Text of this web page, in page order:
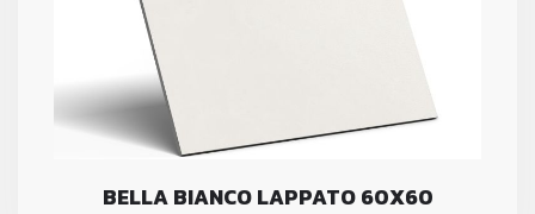
BELLA BIANCO LAPPATO 60X60